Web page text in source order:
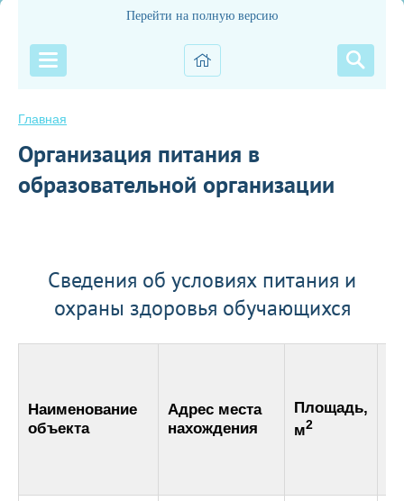
Перейти на полную версию
Главная
Организация питания в
образовательной организации
Сведения об условиях питания и
охраны здоровья обучающихся
Наименование
объекта
Адрес места
нахождения
Площадь,
м2